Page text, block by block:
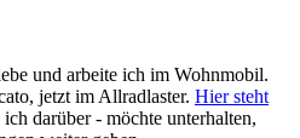
und arbeite ich im Wohnmobil.
jetzt im Allradlaster. Hier steht
darüber - möchte unterhalten,